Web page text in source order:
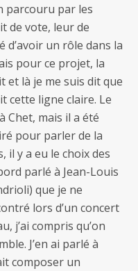
parcouru par les
de vote, leur de
un rôle dans la
pour ce projet, la
et là je me suis dit que
cette ligne claire. Le
Chet, mais il a été
pour parler de la
il y a eu le choix des
parlé à Jean-Louis
que je ne
lors d’un concert
j’ai compris qu’on
J’en ai parlé à
composer un